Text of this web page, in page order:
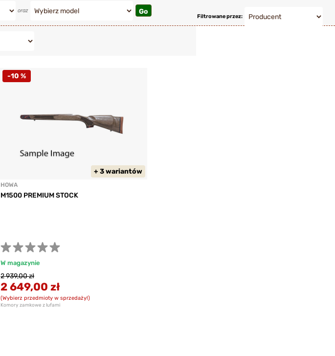
oraz
Filtrowane przez:
-10 %
+ 3 wariantów
HOWA
M1500 PREMIUM STOCK
Komory zamkowe z lufami
W magazynie
2 939,00 zł
2 649,00 zł
(Wybierz przedmioty w sprzedaży!)